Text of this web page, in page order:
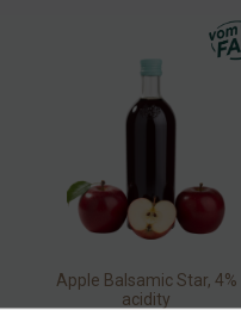
Apple Balsamic Star, 4%
acidity